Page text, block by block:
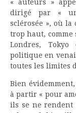
« auteurs »
dirigé par «
sclérosée », où la
trop haut, comme
Londres,
politique en
toutes les limites
Bien
à partir « pour
ils se ne rendent